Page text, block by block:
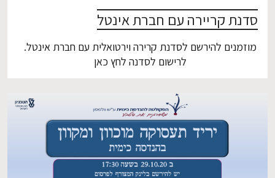
סדנת קריירה עם חברת אינטל
מוזמנים להירשם לסדנת קרירה וירטואלית עם חברת אינטל.
לרישום לסדנה לחץ כאן